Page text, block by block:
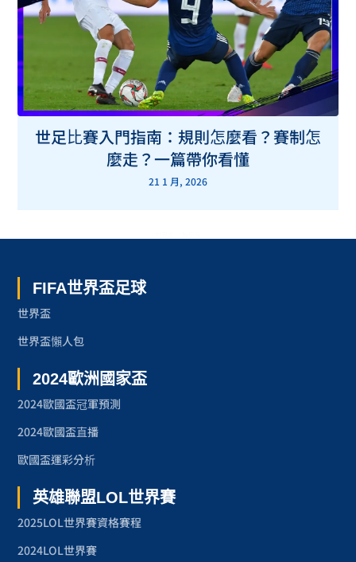
世足比賽入門指南：規則怎麼看？賽制怎
麼走？一篇帶你看懂
21 1 月, 2026
FIFA世界盃足球
世界盃
世界盃懶人包
2024歐洲國家盃
2024歐國盃冠軍預測
2024歐國盃直播
歐國盃運彩分析
英雄聯盟LOL世界賽
2025LOL世界賽資格賽程
2024LOL世界賽